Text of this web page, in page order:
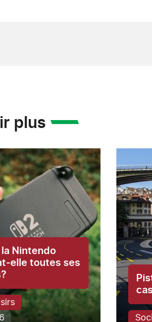
plus
la Nintendo
elle toutes ses